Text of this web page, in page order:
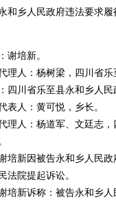
和乡人民政府违法要求履
培新。
人：杨树梁，四川省乐
川省乐至县永和乡人民
人：黄可悦，乡长。
人：杨道军、文廷志，
新因被告永和乡人民政
法院提起诉讼。
新诉称：被告永和乡人